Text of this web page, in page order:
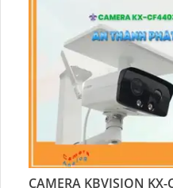
CAMERA KBVISION